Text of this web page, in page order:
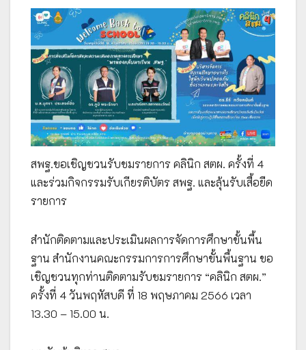
สพฐ.ขอเชิญชวนรับชมรายการ คลินิก สตผ. ครั้งที่ 4
และร่วมกิจกรรมรับเกียรติบัตร สพฐ. และลุ้นรับเสื้อยืด
รายการ
สำนักติดตามและประเมินผลการจัดการศึกษาขั้นพื้น
ฐาน สำนักงานคณะกรรมการการศึกษาขั้นพื้นฐาน ขอ
เชิญชวนทุกท่านติดตามรับชมรายการ “คลินิก สตผ.”
ครั้งที่ 4 วันพฤหัสบดี ที่ 18 พฤษภาคม 2566 เวลา
13.30 – 15.00 น.